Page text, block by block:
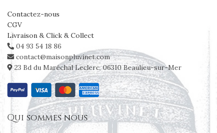
Contactez-nous
CGV
Livraison & Click & Collect
04 93 54 18 86
contact@maisonpluvinet.com
23 Bd du Maréchal Leclerc, 06310 Beaulieu-sur-Mer
Qui sommes nous